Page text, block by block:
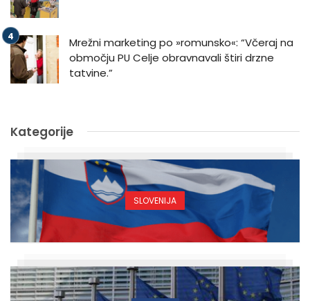
Mrežni marketing po »romunsko«: “Včeraj na
območju PU Celje obravnavali štiri drzne
tatvine.”
Kategorije
SLOVENIJA